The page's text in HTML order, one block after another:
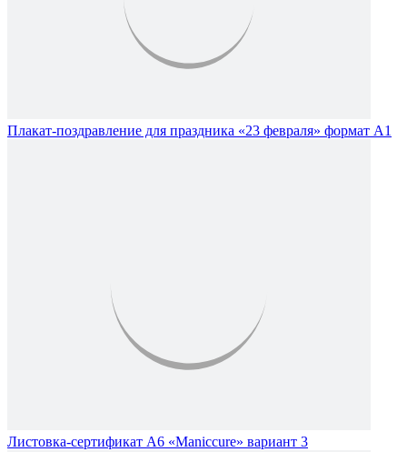
Плакат-поздравление для праздника «23 февраля» формат А1
Листовка-сертификат А6 «Maniccure» вариант 3